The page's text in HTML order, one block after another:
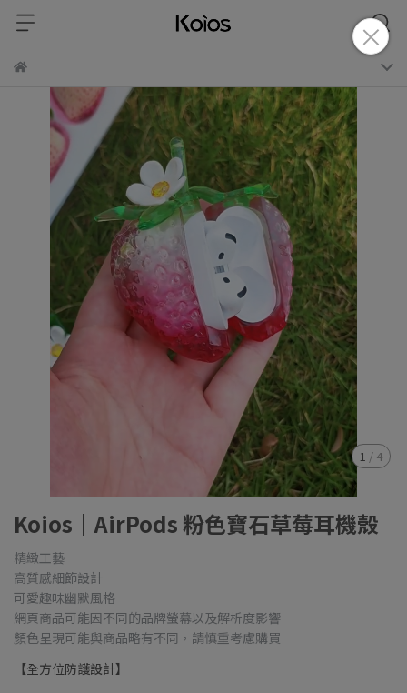
1 / 4
Koios｜AirPods 粉色寶石草莓耳機殼
精緻工藝
高質感細節設計
可愛趣味幽默風格
網頁商品可能因不同的品牌螢幕以及解析度影響
顏色呈現可能與商品略有不同，請慎重考慮購買
【全方位防護設計】